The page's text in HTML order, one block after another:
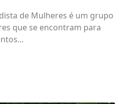
de Mulheres é um grupo
que se encontram para